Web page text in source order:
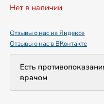
Нет в наличии
Отзывы о нас на Яндексе
Отзывы о нас в ВКонтакте
Есть
врачом